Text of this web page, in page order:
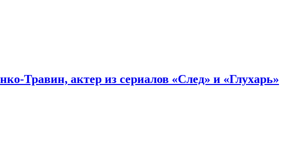
Травин, актер из сериалов «След» и «Глухарь»